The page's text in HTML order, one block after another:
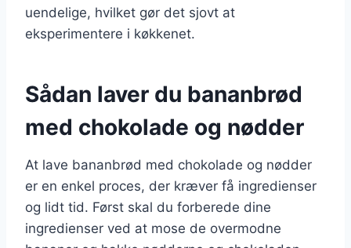
uendelige, hvilket gør det sjovt at
eksperimentere i køkkenet.
Sådan laver du bananbrød
med chokolade og nødder
At lave bananbrød med chokolade og nødder
er en enkel proces, der kræver få ingredienser
og lidt tid. Først skal du forberede dine
ingredienser ved at mose de overmodne